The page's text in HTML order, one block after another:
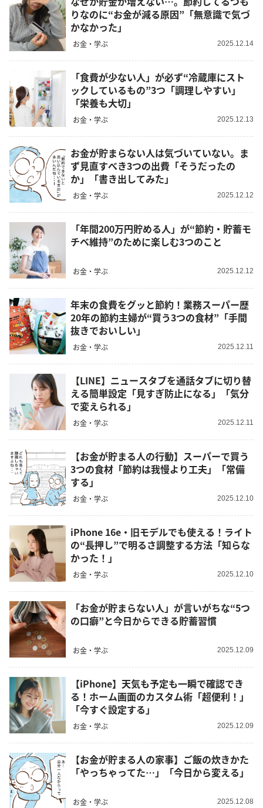
りなのに“お金が減る原因”「無意識で気づ
かなかった」
お金・学ぶ 2025.12.14
「食費が少ない人」が必ず“冷蔵庫にスト
ックしているもの”3つ「調理しやすい」
「栄養も大切」
お金・学ぶ 2025.12.13
お金が貯まらない人は気づいていない。ま
ず見直すべき3つの出費「そうだったの
か」「書き出してみた」
お金・学ぶ 2025.12.12
「年間200万円貯める人」が“節約・貯蓄モ
チベ維持”のために楽しむ3つのこと
お金・学ぶ 2025.12.12
年末の食費をグッと節約！業務スーパー歴
20年の節約主婦が“買う3つの食材”「手間
抜きでおいしい」
お金・学ぶ 2025.12.11
【LINE】ニュースタブを通話タブに切り替
える簡単設定「見すぎ防止になる」「気分
で変えられる」
お金・学ぶ 2025.12.11
【お金が貯まる人の行動】スーパーで買う
3つの食材「節約は我慢より工夫」「常備
する」
お金・学ぶ 2025.12.10
iPhone 16e・旧モデルでも使える！ライト
の“長押し”で明るさ調整する方法「知らな
かった！」
お金・学ぶ 2025.12.10
「お金が貯まらない人」が言いがちな“5つ
の口癖”と今日からできる貯蓄習慣
お金・学ぶ 2025.12.09
【iPhone】天気も予定も一瞬で確認でき
る！ホーム画面のカスタム術「超便利！」
「今すぐ設定する」
お金・学ぶ 2025.12.09
【お金が貯まる人の家事】ご飯の炊きかた
「やっちゃってた…」「今日から変える」
お金・学ぶ 2025.12.08